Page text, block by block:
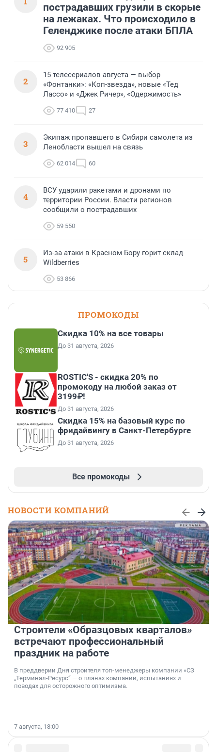
пострадавших грузили в скорые
на лежаках. Что происходило в
Геленджике после атаки БПЛА
92 905
2
15 телесериалов августа — выбор
«Фонтанки»: «Коп-звезда», новые «Тед
Лассо» и «Джек Ричер», «Одержимость»
77 410 27
3
Экипаж пропавшего в Сибири самолета из
Ленобласти вышел на связь
62 014 60
4
ВСУ ударили ракетами и дронами по
территории России. Власти регионов
сообщили о пострадавших
59 550
5
Из-за атаки в Красном Бору горит склад
Wildberries
53 866
ПРОМОКОДЫ
Скидка 10% на все товары
До 31 августа, 2026
ROSTIC'S - скидка 20% по
промокоду на любой заказ от
3199₽!
До 31 августа, 2026
Скидка 15% на базовый курс по
фридайвингу в Санкт-Петербурге
До 31 августа, 2026
Все промокоды
НОВОСТИ КОМПАНИЙ
Строители «Образцовых кварталов»
встречают профессиональный
праздник на работе
В преддверии Дня строителя топ-менеджеры компании «СЗ
„Терминал-Ресурс“ — о планах компании, испытаниях и
поводах для осторожного оптимизма.
7 августа, 18:00